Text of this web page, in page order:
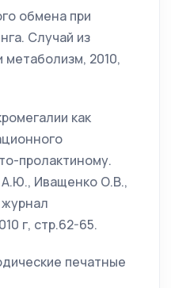
обмена при
Случай из
метаболизм, 2010,
как
пролактиному.
А.Ю., Иващенко О.В.,
г, стр.62-65.
печатные